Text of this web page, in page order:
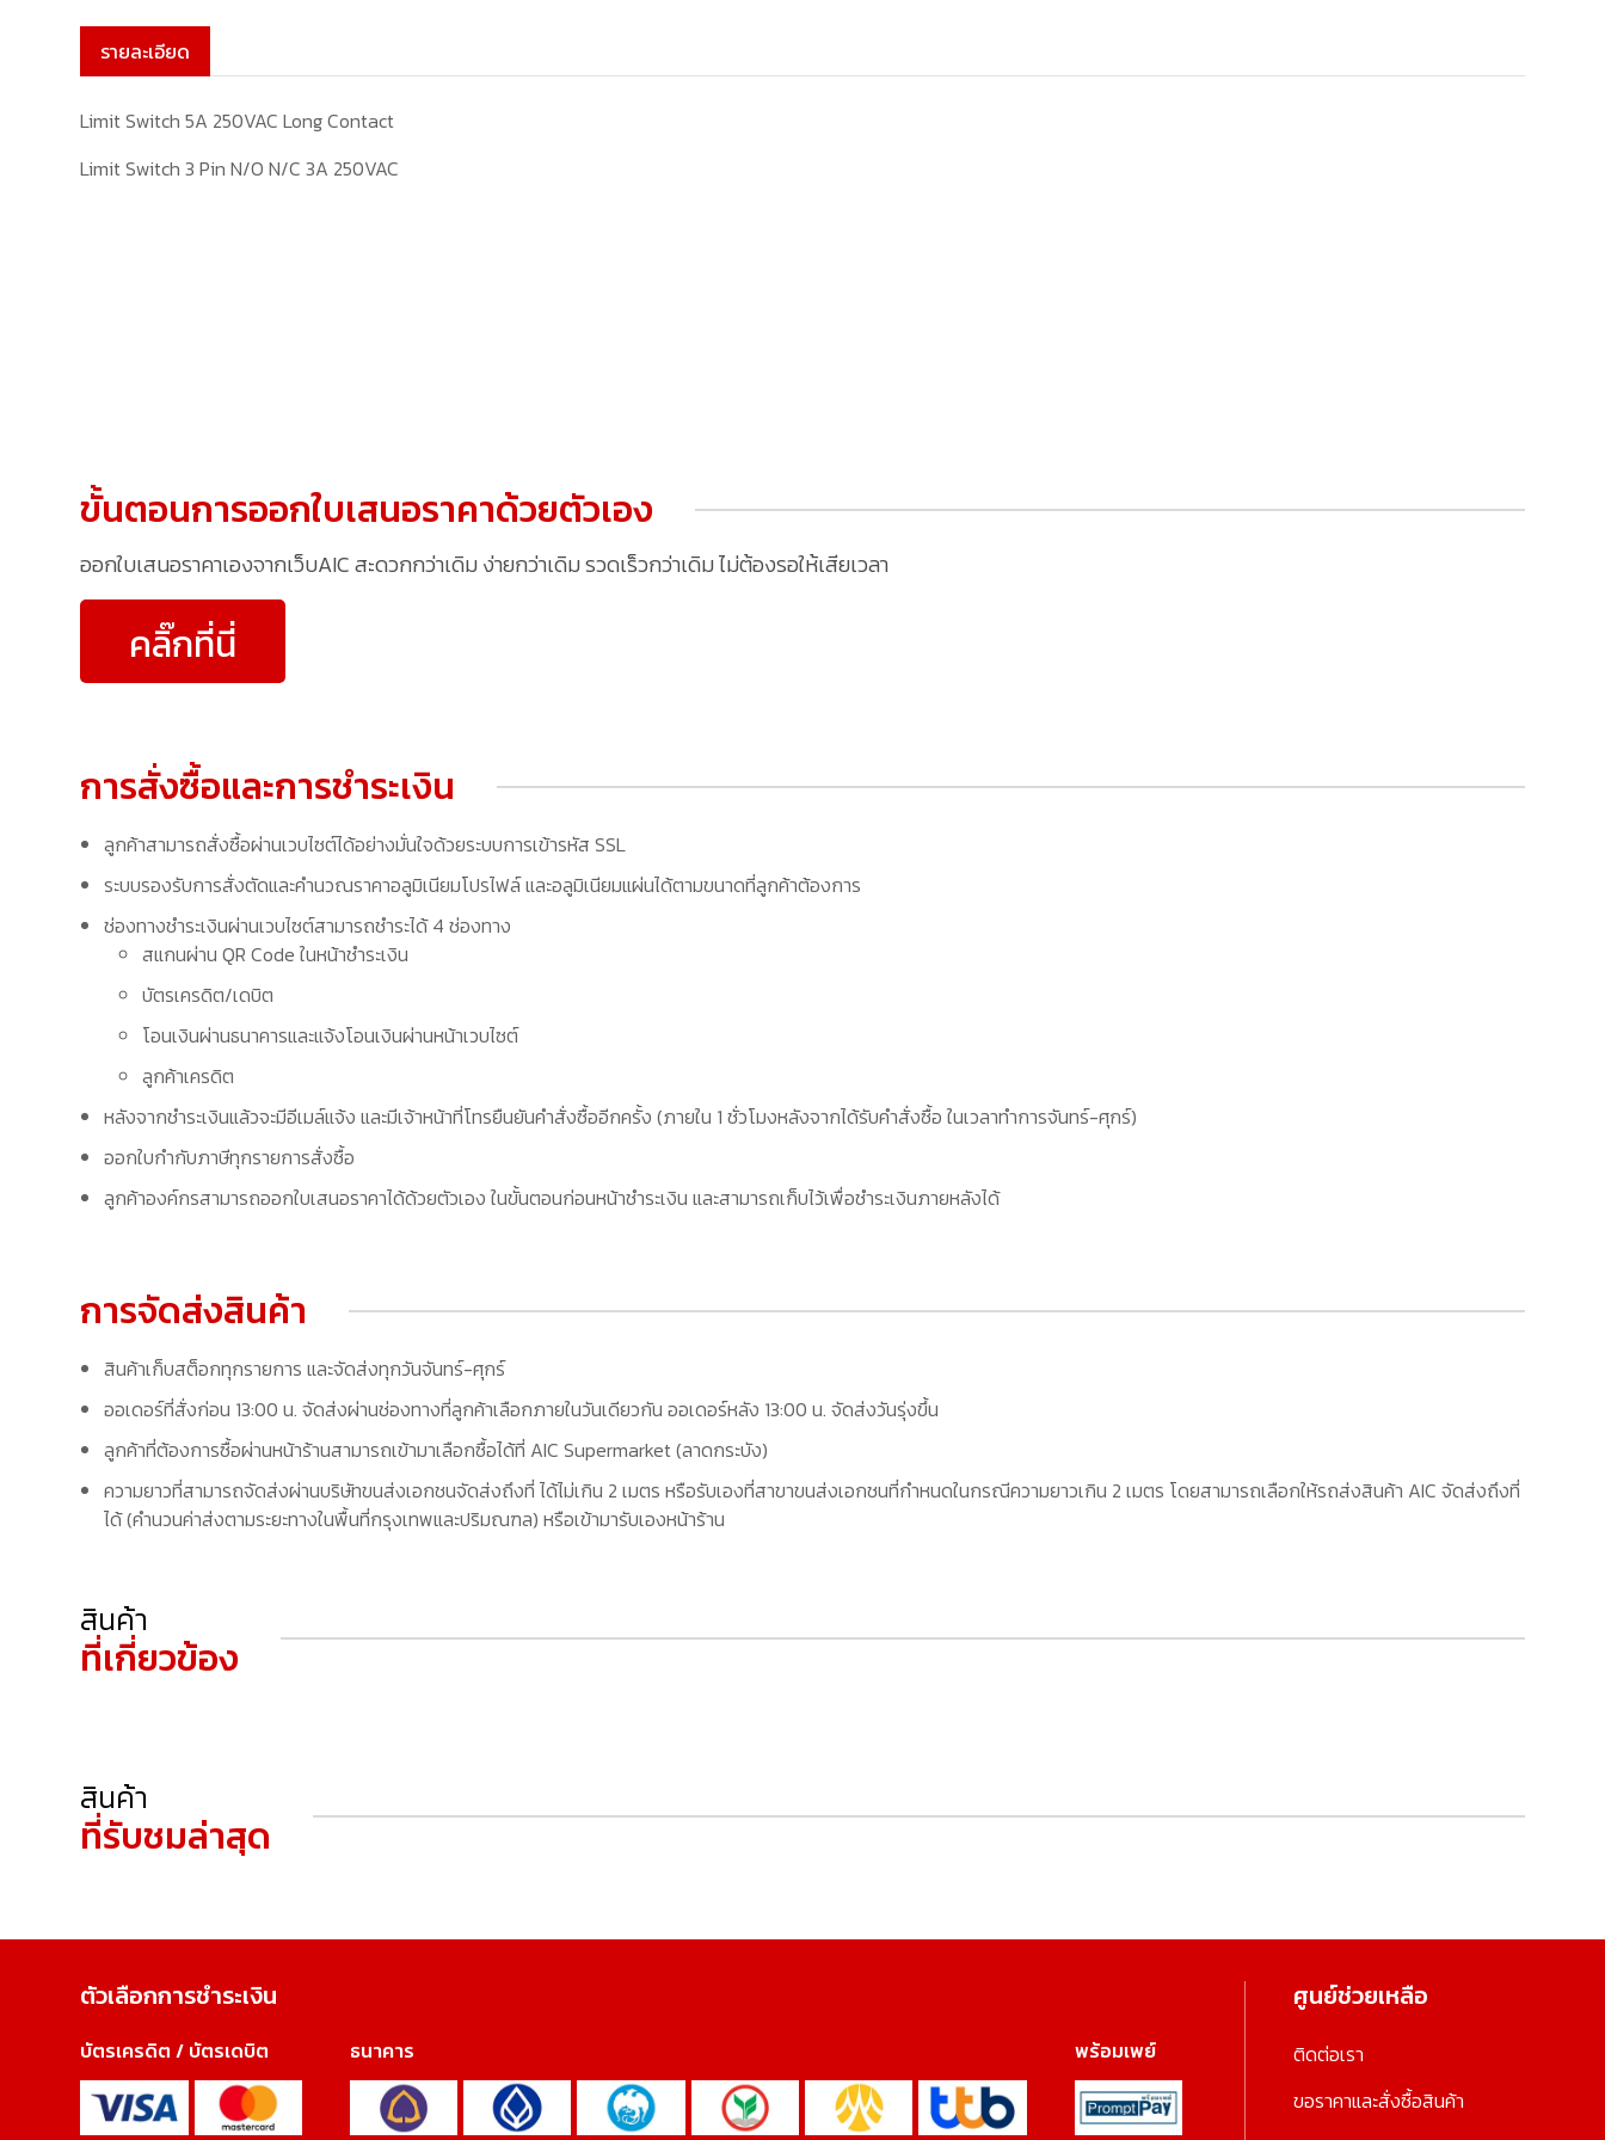
รายละเอียด
Limit Switch 5A 250VAC Long Contact
Limit Switch 3 Pin N/O N/C 3A 250VAC
ขั้นตอนการออกใบเสนอราคาด้วยตัวเอง
ออกใบเสนอราคาเองจากเว็บAIC สะดวกกว่าเดิม ง่ายกว่าเดิม รวดเร็วกว่าเดิม ไม่ต้องรอให้เสียเวลา
คลิ๊กที่นี่
การสั่งซื้อและการชำระเงิน
ลูกค้าสามารถสั่งซื้อผ่านเวบไซต์ได้อย่างมั่นใจด้วยระบบการเข้ารหัส SSL
ระบบรองรับการสั่งตัดและคำนวณราคาอลูมิเนียมโปรไฟล์ และอลูมิเนียมแผ่นได้ตามขนาดที่ลูกค้าต้องการ
ช่องทางชำระเงินผ่านเวบไซต์สามารถชำระได้ 4 ช่องทาง
สแกนผ่าน QR Code ในหน้าชำระเงิน
บัตรเครดิต/เดบิต
โอนเงินผ่านธนาคารและแจ้งโอนเงินผ่านหน้าเวบไซต์
ลูกค้าเครดิต
หลังจากชำระเงินแล้วจะมีอีเมล์แจ้ง และมีเจ้าหน้าที่โทรยืนยันคำสั่งซื้ออีกครั้ง (ภายใน 1 ชั่วโมงหลังจากได้รับคำสั่งซื้อ ในเวลาทำการจันทร์-ศุกร์)
ออกใบกำกับภาษีทุกรายการสั่งซื้อ
ลูกค้าองค์กรสามารถออกใบเสนอราคาได้ด้วยตัวเอง ในขั้นตอนก่อนหน้าชำระเงิน และสามารถเก็บไว้เพื่อชำระเงินภายหลังได้
การจัดส่งสินค้า
สินค้าเก็บสต็อกทุกรายการ และจัดส่งทุกวันจันทร์-ศุกร์
ออเดอร์ที่สั่งก่อน 13:00 น. จัดส่งผ่านช่องทางที่ลูกค้าเลือกภายในวันเดียวกัน ออเดอร์หลัง 13:00 น. จัดส่งวันรุ่งขึ้น
ลูกค้าที่ต้องการซื้อผ่านหน้าร้านสามารถเข้ามาเลือกซื้อได้ที่ AIC Supermarket (ลาดกระบัง)
ความยาวที่สามารถจัดส่งผ่านบริษัทขนส่งเอกชนจัดส่งถึงที่ ได้ไม่เกิน 2 เมตร หรือรับเองที่สาขาขนส่งเอกชนที่กำหนดในกรณีความยาวเกิน 2 เมตร โดยสามารถเลือกให้รถส่งสินค้า AIC จัดส่งถึงที่
ได้ (คำนวนค่าส่งตามระยะทางในพื้นที่กรุงเทพและปริมณฑล) หรือเข้ามารับเองหน้าร้าน
สินค้า
ที่เกี่ยวข้อง
สินค้า
ที่รับชมล่าสุด
ตัวเลือกการชำระเงิน
บัตรเครดิต / บัตรเดบิต ธนาคาร พร้อมเพย์
ศูนย์ช่วยเหลือ
ติดต่อเรา
ขอราคาและสั่งซื้อสินค้า